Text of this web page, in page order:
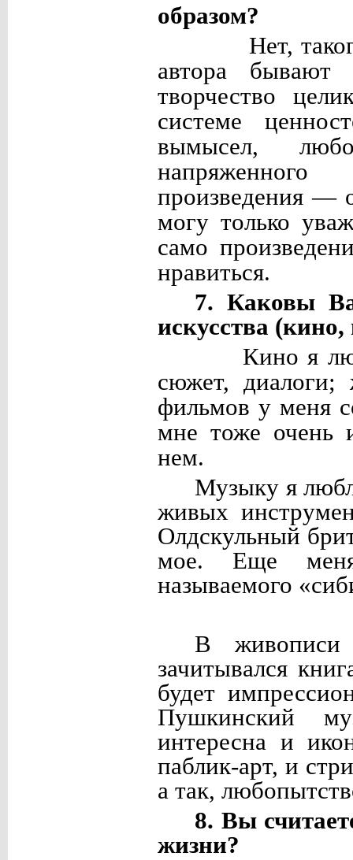
образом?
Нет,
автора
творчество
системе
вымысел,
произведения —
могу только
само
нравиться.
7. Каковы
искусства
Кино я
сюжет,
фильмов у меня
мне тоже очень
нем.
Музыку я
живых
Олдскульный
мое. Еще
называемого
В живописи
зачитывался
будет
Пушкинский
интересна и
паблик-арт, и
а так,
8. Вы
жизни?